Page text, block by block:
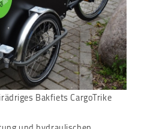
Bakfiets CargoTrike